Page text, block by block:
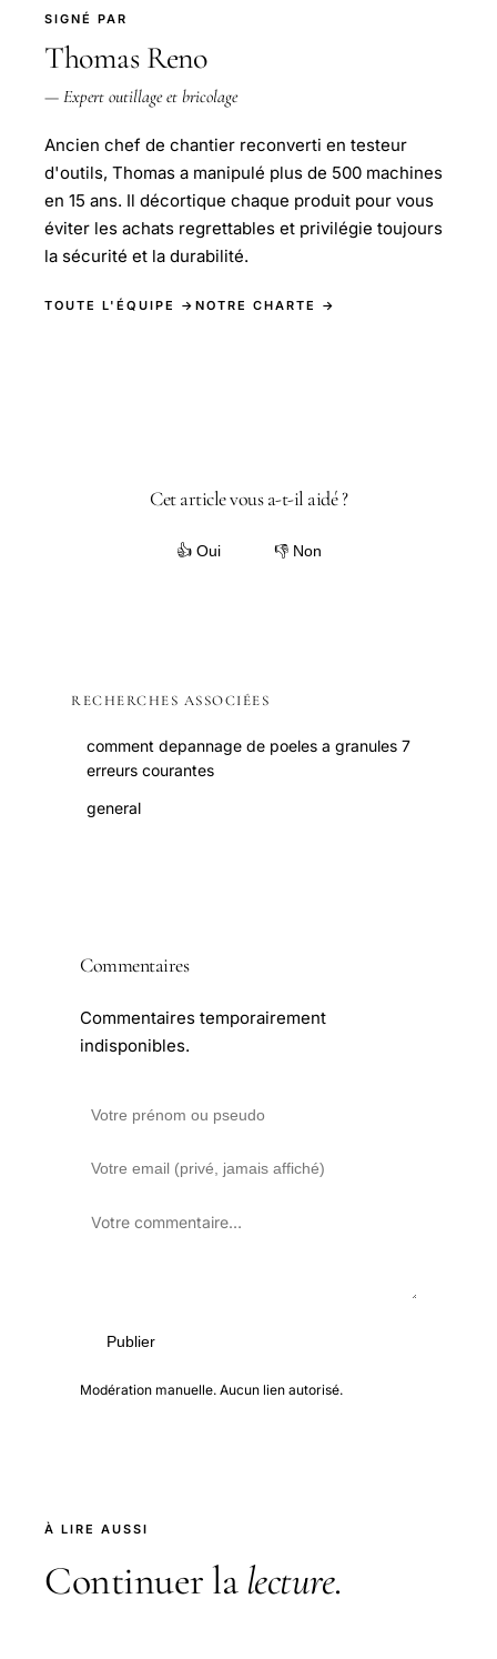
SIGNÉ PAR
Thomas Reno
— Expert outillage et bricolage
Ancien chef de chantier reconverti en testeur
d'outils, Thomas a manipulé plus de 500 machines
en 15 ans. Il décortique chaque produit pour vous
éviter les achats regrettables et privilégie toujours
la sécurité et la durabilité.
TOUTE L'ÉQUIPE → NOTRE CHARTE →
Cet article vous a-t-il aidé ?
👍 Oui 👎 Non
RECHERCHES ASSOCIÉES
comment depannage de poeles a granules 7
erreurs courantes
general
Commentaires
Commentaires temporairement
indisponibles.
Publier
Modération manuelle. Aucun lien autorisé.
À LIRE AUSSI
Continuer la lecture.